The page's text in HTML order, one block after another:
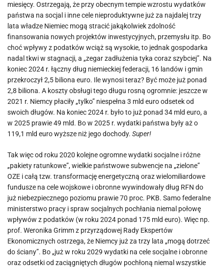
miesięcy. Ostrzegają, że przy obecnym tempie wzrostu wydatków
państwa na socjal i inne cele nieproduktywne już za najdalej trzy
lata władze Niemiec mogą stracić jakąkolwiek zdolność
finansowania nowych projektów inwestycyjnych, przemysłu itp. Bo
choć wpływy z podatków wciąż są wysokie, to jednak gospodarka
nadal tkwi w stagnacji, a „zegar zadłużenia tyka coraz szybciej”. Na
koniec 2024 r. łączny dług niemieckiej federacji, 16 landów i gmin
przekroczył 2,5 biliona euro. Ile wynosi teraz? Być może już ponad
2,8 biliona. A koszty obsługi tego długu rosną ogromnie: jeszcze w
2021 r. Niemcy płaciły „tylko” niespełna 3 mld euro odsetek od
swoich długów. Na koniec 2024 r. było to już ponad 34 mld euro, a
w 2025 prawie 49 mld. Bo w 2025 r. wydatki państwa były aż o
119,1 mld euro wyższe niż jego dochody. Super!
Tak więc od roku 2020 kolejne ogromne wydatki socjalne i różne
„pakiety ratunkowe”, wielkie państwowe subwencje na „zielone”
OZE i całą tzw. transformację energetyczną oraz wielomiliardowe
fundusze na cele wojskowe i obronne wywindowały dług RFN do
już niebezpiecznego poziomu prawie 70 proc. PKB. Samo federalne
ministerstwo pracy i spraw socjalnych pochłania niemal połowę
wpływów z podatków (w roku 2024 ponad 175 mld euro). Więc np.
prof. Weronika Grimm z przyrządowej Rady Ekspertów
Ekonomicznych ostrzega, że Niemcy już za trzy lata „mogą dotrzeć
do ściany”. Bo „już w roku 2029 wydatki na cele socjalne i obronne
oraz odsetki od zaciągniętych długów pochłoną niemal wszystkie